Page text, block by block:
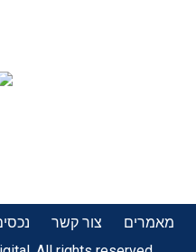
מאמרים צור קשר